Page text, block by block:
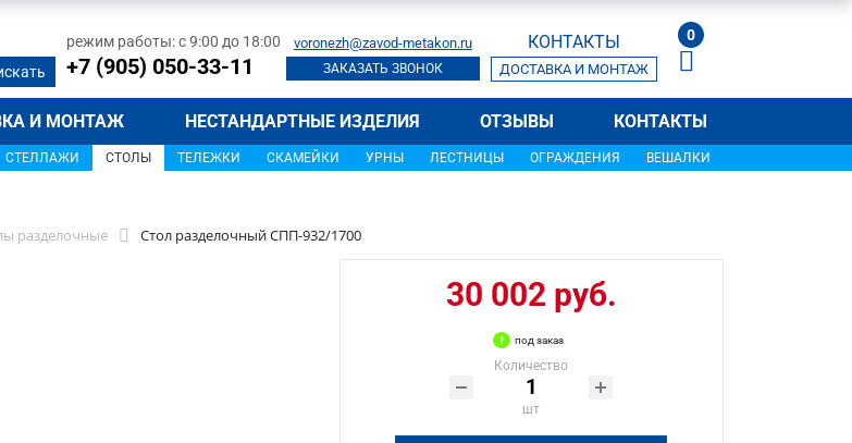
режим работы: с 9:00 до 18:00
+7 (905) 050-33-11
voronezh@zavod-metakon.ru
ЗАКАЗАТЬ ЗВОНОК
КОНТАКТЫ
ДОСТАВКА И МОНТАЖ
0
И МОНТАЖ НЕСТАНДАРТНЫЕ ИЗДЕЛИЯ ОТЗЫВЫ КОНТАКТЫ
СТЕЛЛАЖИ СТОЛЫ ТЕЛЕЖКИ СКАМЕЙКИ УРНЫ ЛЕСТНИЦЫ ОГРАЖДЕНИЯ ВЕШАЛКИ
разделочные Стол разделочный СПП-932/1700
30 002 руб.
под заказ
Количество
шт